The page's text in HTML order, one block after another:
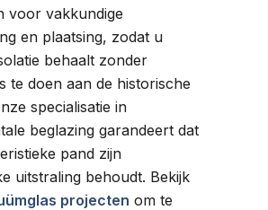
voor vakkundige
en plaatsing, zodat u
behaalt zonder
te doen aan de historische
specialisatie in
beglazing garandeert dat
pand zijn
uitstraling behoudt. Bekijk
projecten om te